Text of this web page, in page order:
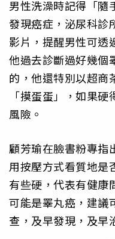
男性洗澡時記得「隨
發現癌症，泌尿科診
影片，提醒男性可透
他過去診斷過好幾個
的，他還特別以超商
「摸蛋蛋」，如果
風險。
顧芳瑜在臉書粉專指
用按壓方式看質地是
有些硬，代表有健康
可能是睪丸癌，建議
查，及早發現，及早